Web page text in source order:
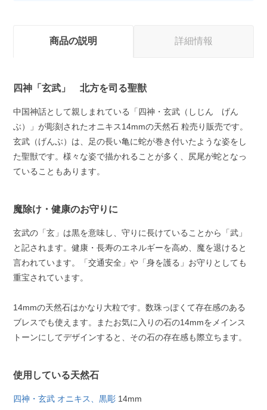
商品の説明 詳細情報
四神「玄武」 北方を司る聖獣
中国神話として親しまれている「四神・玄武（しじん げん
ぶ）」が彫刻されたオニキス14mmの天然石 粒売り販売です。
玄武（げんぶ）は、足の長い亀に蛇が巻き付いたような姿をし
た聖獣です。様々な姿で描かれることが多く、尻尾が蛇となっ
ていることもあります。
魔除け・健康のお守りに
玄武の「玄」は黒を意味し、守りに長けていることから「武」
と記されます。健康・長寿のエネルギーを高め、魔を退けると
言われています。「交通安全」や「身を護る」お守りとしても
重宝されています。
14mmの天然石はかなり大粒です。数珠っぽくて存在感のある
ブレスでも使えます。またお気に入りの石の14mmをメインス
トーンにしてデザインすると、その石の存在感も際立ちます。
使用している天然石
四神・玄武 オニキス、黒彫 14mm